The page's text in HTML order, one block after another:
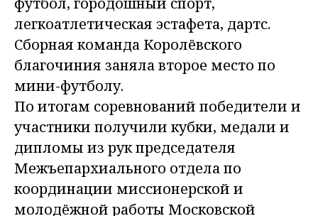
легкоатлетическая эстафета, дартс.
Сборная команда Королёвского
благочиния заняла второе место по
мини-футболу.
По итогам соревнований победители и
участники получили кубки, медали и
дипломы из рук председателя
Межъепархиального отдела по
координации миссионерской и
молодёжной работы Московской